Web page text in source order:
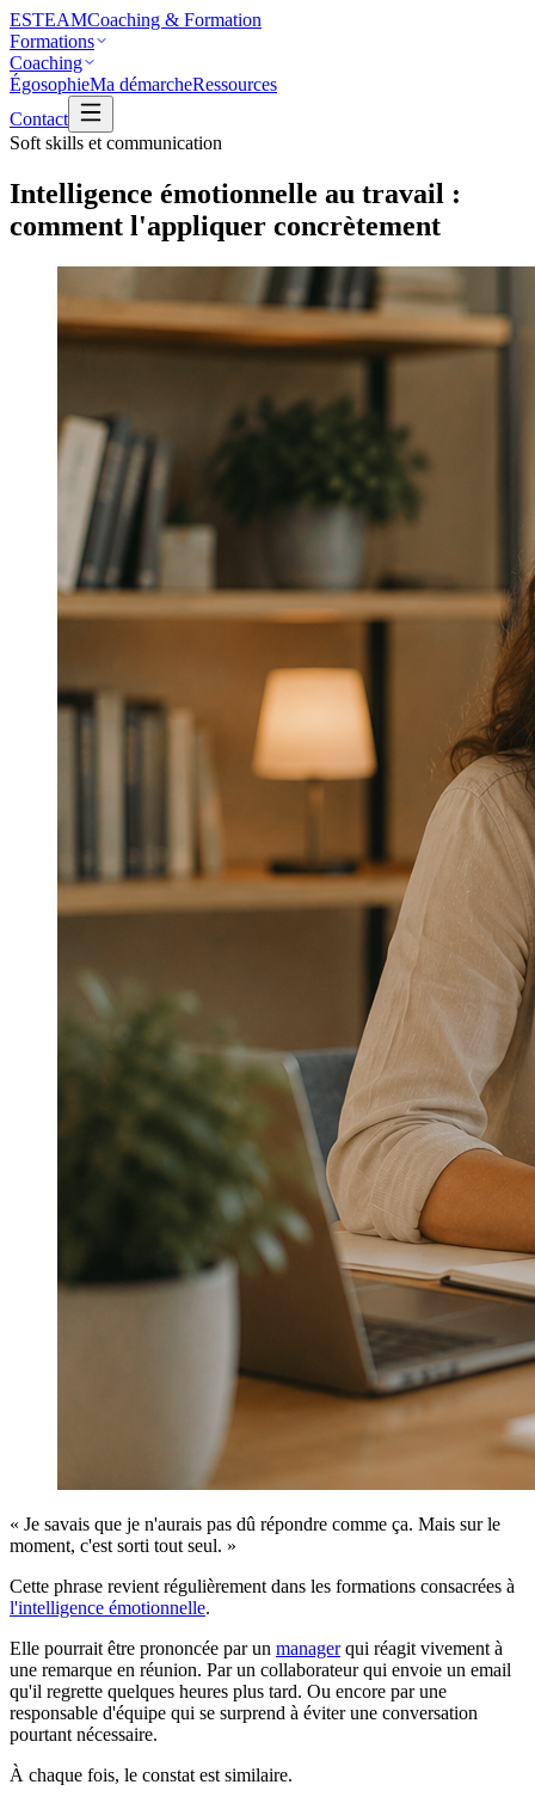
ESTEAMCoaching & Formation
Formations
Coaching
ÉgosophieMa démarcheRessources
Contact
Soft skills et communication
Intelligence émotionnelle au travail :
comment l'appliquer concrètement
« Je savais que je n'aurais pas dû répondre comme ça. Mais sur le
moment, c'est sorti tout seul. »
Cette phrase revient régulièrement dans les formations consacrées à
l'intelligence émotionnelle.
Elle pourrait être prononcée par un manager qui réagit vivement à
une remarque en réunion. Par un collaborateur qui envoie un email
qu'il regrette quelques heures plus tard. Ou encore par une
responsable d'équipe qui se surprend à éviter une conversation
pourtant nécessaire.
À chaque fois, le constat est similaire.